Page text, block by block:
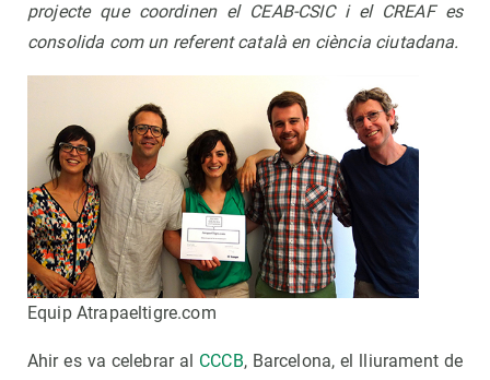
projecte que coordinen el CEAB-CSIC i el CREAF es
consolida com un referent català en ciència ciutadana.
Equip Atrapaeltigre.com
Ahir es va celebrar al CCCB, Barcelona, ​​el lliurament de